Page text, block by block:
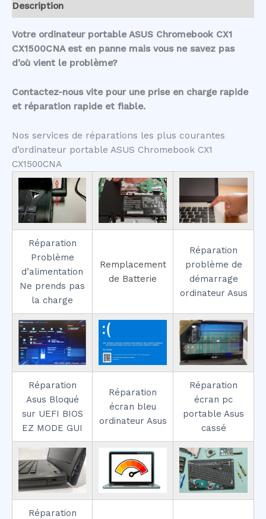
Description
Votre ordinateur portable ASUS Chromebook CX1
CX1500CNA est en panne mais vous ne savez pas
d’où vient le problème?
Contactez-nous vite pour une prise en charge rapide
et réparation rapide et fiable.
Nos services de réparations les plus courantes
d’ordinateur portable ASUS Chromebook CX1
CX1500CNA
Réparation
Problème
d’alimentation
Ne prends pas
la charge
Remplacement
de Batterie
Réparation
problème de
démarrage
ordinateur Asus
Réparation
Asus Bloqué
sur UEFI BIOS
EZ MODE GUI
Réparation
écran bleu
ordinateur Asus
Réparation
écran pc
portable Asus
cassé
Réparation